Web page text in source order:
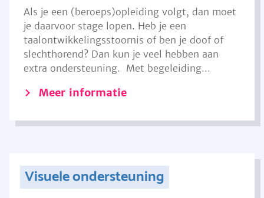
Als je een (beroeps)opleiding volgt, dan moet
je daarvoor stage lopen. Heb je een
taalontwikkelingsstoornis of ben je doof of
slechthorend? Dan kun je veel hebben aan
extra ondersteuning. Met begeleiding...
Meer informatie
Visuele ondersteuning